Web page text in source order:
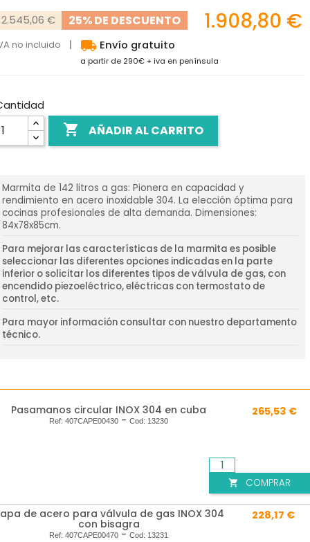
2.545,06 € 25% DE DESCUENTO 1.908,80 €
no incluido local_shipping Envío gratuito
a partir de 290€ + iva en península
 AÑADIR AL CARRITO
Marmita de 142 litros a gas: Pionera en capacidad y
rendimiento en acero inoxidable 304. La elección óptima para
cocinas profesionales de alta demanda. Dimensiones:
84x78x85cm.
Para mejorar las características de la marmita es posible
seleccionar las diferentes opciones indicadas en la parte
inferior o solicitar los diferentes tipos de válvula de gas, con
encendido piezoeléctrico, eléctricas con termostato de
control, etc.
Para mayor información consultar con nuestro departamento
técnico.
Pasamanos circular INOX 304 en cuba
Ref: 407CAPE00430 - Cod: 13230
265,53 €
 COMPRAR
de acero para válvula de gas INOX 304
con bisagra
Ref: 407CAPE00470 -Cod: 13231
228,17 €